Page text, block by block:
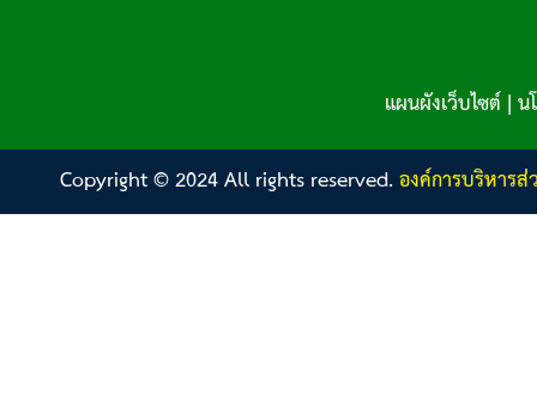
แผนผังเว็บไซต์|น
Copyright © 2024 All rights reserved.องค์การบริหาร